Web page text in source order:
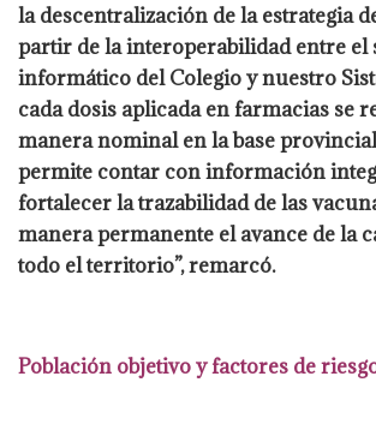
la descentralización de la estrategia
partir de la interoperabilidad entre el
informático del Colegio y nuestro
cada dosis aplicada en farmacias se
manera nominal en la base
permite contar con información
fortalecer la trazabilidad de las
manera permanente el avance de la
todo el territorio”, remarcó.
Población objetivo y factores de